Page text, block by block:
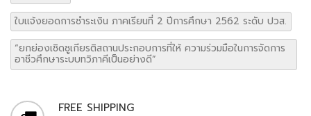
ใบแจ้งยอดการชำระเงิน ภาคเรียนที่ 2 ปีการศึกษา 2562 ระดับ ปวส.
“ยกย่องเชิดชูเกียรติสถานประกอบการที่ให้ ความร่วมมือในการจัดการ
อาชีวศึกษาระบบทวิภาคีเป็นอย่างดี”
FREE SHIPPING